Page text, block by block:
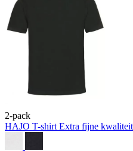
2-pack
HAJO T-shirt Extra fijne